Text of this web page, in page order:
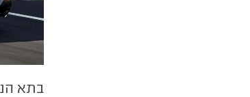
בתא